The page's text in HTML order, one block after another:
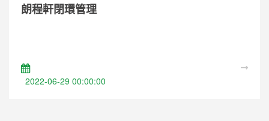
朗程軒閉環管理
2022-06-29 00:00:00